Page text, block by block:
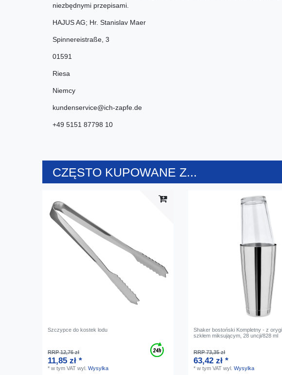
niezbędnymi przepisami.
HAJUS AG; Hr. Stanislav Maer
Spinnereistraße 3
01591
Riesa
Niemcy
kundenservice@ich-zapfe.de
+49 5151 87798 10
CZĘSTO KUPOWANE Z...
Szczypce do kostek lodu
RRP 12,76 zł
11,85 zł *
*w tym VAT wyl.Wysylka
Shaker bostoński Kompletny - z
szkłem miksującym, 28 uncji/828 ml
RRP 73,35 zł
63,42 zł *
*w tym VAT wyl.Wysylka